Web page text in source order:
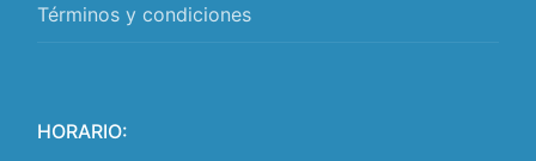
Términos y condiciones
HORARIO: